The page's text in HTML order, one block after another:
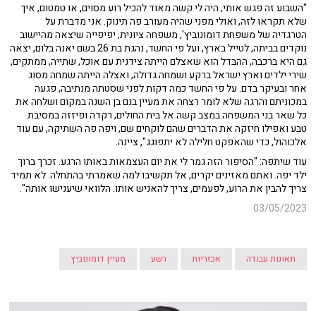
"השבוע זה פגש אותי, היה לי קשה מאוד להכיל רוע מסוים, או טמטום, איך
שלא תקראו לזה, ואולי מפני שהיה מעורב פה תינוק. אני מדברת על
הטרגדיה של משפחת דומונוביץ', משפחה ציונית, יפיפייה שיצאה מהיישוב
נוקדים בביתה, לטייל בארץ, ועל פי החשד, נהגת בת 26 בשם יאנה בלום, יצאה
גם היא ברכבה, ההבדל הוא שאצלם הייתה צידנית עם אוכל, שתייה, ממתקים,
שירי ילדים וארץ ישראל ברקע ושמחה גדולה, ואצלה הייתה שמחה מסוג
אחר ובעיקר בדם. על פי החשד כמה דקות לפני שסטתה מנתיבה, פגעה
במכוניתם והרגה שלא לומר רצחה את מעיין בנם בן השנה במקום ושלחה את
כל שאר בני המשפחה במצב קשה אל בית החולים, רקדה ופיזזה במסיבת
טבע ואפילו חיזקה את הדברים שהם לוקחים שם, ויפה פה השתיקה, עם עוד
אלכוהול, כדי שהאפקט חלילה לא יתפוגג", ציינה.
עוד שיתפה: "הסיפור הזה גמר לי את יום העצמאות באותו הרגע. זכרך ברוך
ילד יפה. ואתם מאזינים יקרים, אל תקשיבו למה שאמרתי בהתחלה. לא תמיד
צריך להבין את הרוע, לפעמים, צריך להאניש אותו. הלוואי שיענישו אותה".
03/05/2023
תאונות עבודה אכזריות רשע מעיין דומונוביץ